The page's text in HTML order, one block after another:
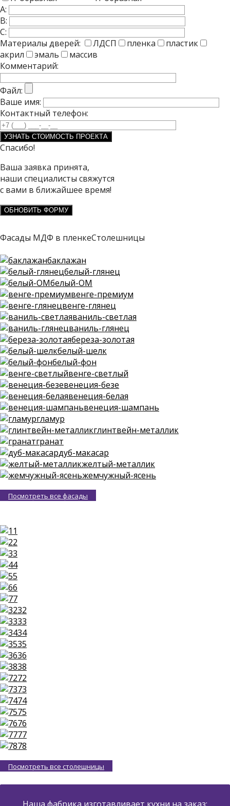
A:
B:
C:
Материалы дверей:
ЛДСП пленка
пластик
акрил
эмаль
массив
Комментарий:
Файл:
Ваше имя:
Контактный телефон:
Спасибо!
Ваша заявка принята,
наши специалисты свяжутся
с вами в ближайшее время!
ОБНОВИТЬ ФОРМУ
Фасады МДФ в пленкеСтолешницы
баклажан
белый-глянец
белый-ОМ
венге-премиум
венге-глянец
ваниль-светлая
ваниль-глянец
береза-золотая
белый-шелк
белый-фон
венге-светлый
венеция-безе
венеция-белая
венеция-шампань
гламур
глинтвейн-металлик
гранат
дуб-макасар
желтый-металлик
жемчужный-ясень
Посмотреть все фасады
1
2
3
4
5
6
7
32
33
34
35
36
38
72
73
74
75
76
77
78
Посмотреть все столешницы